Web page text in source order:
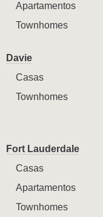
Apartamentos
Townhomes
Davie
Casas
Townhomes
Fort Lauderdale
Casas
Apartamentos
Townhomes